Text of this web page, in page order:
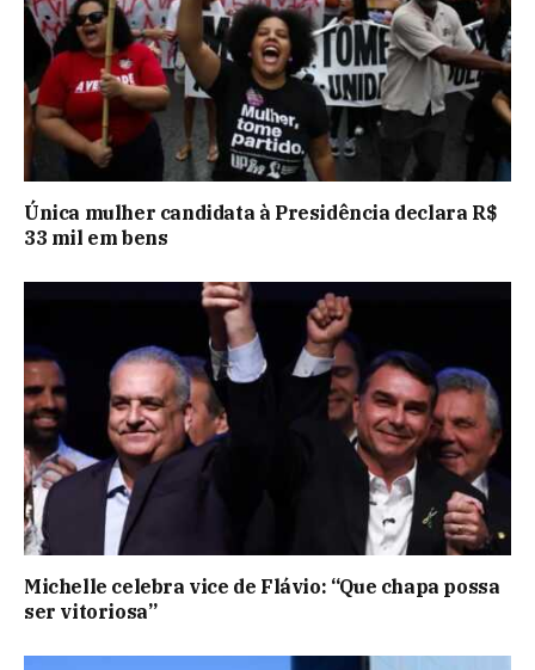
Única mulher candidata à Presidência declara R$
33 mil em bens
Michelle celebra vice de Flávio: “Que chapa possa
ser vitoriosa”